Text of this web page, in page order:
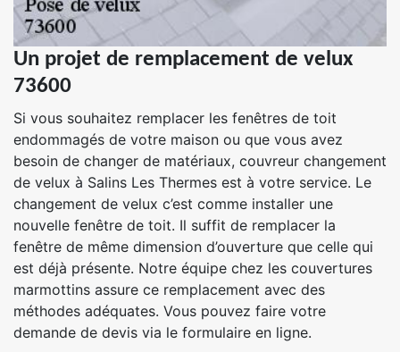
Un projet de remplacement de velux
73600
Si vous souhaitez remplacer les fenêtres de toit
endommagés de votre maison ou que vous avez
besoin de changer de matériaux, couvreur changement
de velux à Salins Les Thermes est à votre service. Le
changement de velux c’est comme installer une
nouvelle fenêtre de toit. Il suffit de remplacer la
fenêtre de même dimension d’ouverture que celle qui
est déjà présente. Notre équipe chez les couvertures
marmottins assure ce remplacement avec des
méthodes adéquates. Vous pouvez faire votre
demande de devis via le formulaire en ligne.